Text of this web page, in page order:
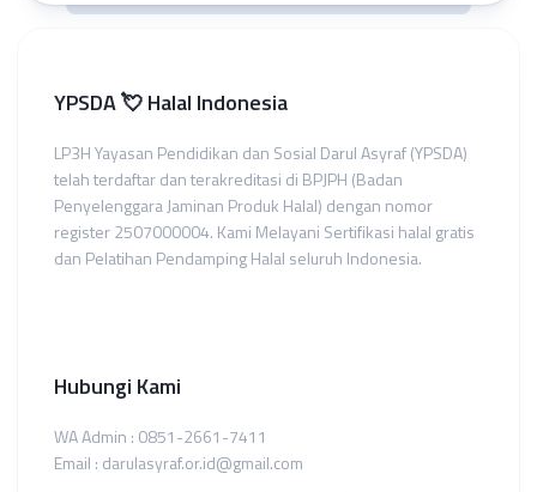
YPSDA 💘 Halal Indonesia
LP3H Yayasan Pendidikan dan Sosial Darul Asyraf (YPSDA)
telah terdaftar dan terakreditasi di BPJPH (Badan
Penyelenggara Jaminan Produk Halal) dengan nomor
register 2507000004. Kami Melayani Sertifikasi halal gratis
dan Pelatihan Pendamping Halal seluruh Indonesia.
Hubungi Kami
WA Admin : 0851-2661-7411
Email : darulasyraf.or.id@gmail.com